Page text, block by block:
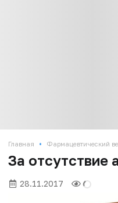
Главная • Фармацевтический
За отсутствие
28.11.2017